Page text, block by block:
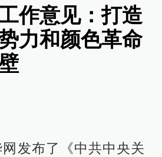
作意见：打造
力和颜色革命
发布了《中共中央关